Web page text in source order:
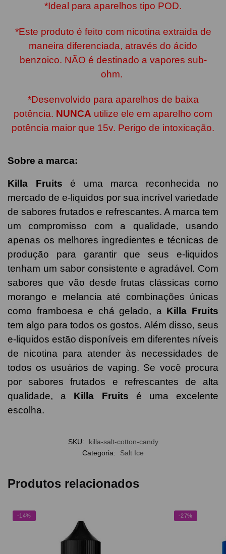
*Ideal para aparelhos tipo POD.
*Este produto é feito com nicotina extraida de
maneira diferenciada, através do ácido
benzoico. NÃO é destinado a vapores sub-
ohm.
*Desenvolvido para aparelhos de baixa
potência. NUNCA utilize ele em aparelho com
potência maior que 15v. Perigo de intoxicação.
Sobre a marca:
Killa Fruits é uma marca reconhecida no
mercado de e-liquidos por sua incrível variedade
de sabores frutados e refrescantes. A marca tem
um compromisso com a qualidade, usando
apenas os melhores ingredientes e técnicas de
produção para garantir que seus e-liquidos
tenham um sabor consistente e agradável. Com
sabores que vão desde frutas clássicas como
morango e melancia até combinações únicas
como framboesa e chá gelado, a Killa Fruits
tem algo para todos os gostos. Além disso, seus
e-liquidos estão disponíveis em diferentes níveis
de nicotina para atender às necessidades de
todos os usuários de vaping. Se você procura
por sabores frutados e refrescantes de alta
qualidade, a Killa Fruits é uma excelente
escolha.
SKU:
killa-salt-cotton-candy
Categoria:
Salt Ice
Produtos relacionados
-14% -27%